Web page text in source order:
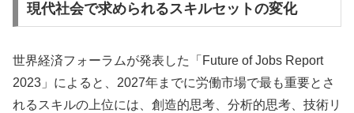
現代社会で求められるスキルセットの変化
世界経済フォーラムが発表した「Future of Jobs Report
2023」によると、2027年までに労働市場で最も重要とさ
れるスキルの上位には、創造的思考、分析的思考、技術リ